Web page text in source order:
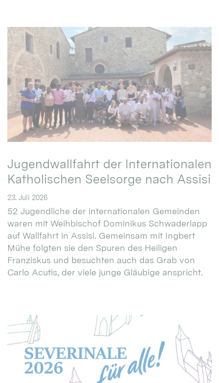
Jugendwallfahrt der Internationalen
Katholischen Seelsorge nach Assisi
23. Juli 2026
52 Jugendliche der internationalen Gemeinden
waren mit Weihbischof Dominikus Schwaderlapp
auf Wallfahrt in Assisi. Gemeinsam mit Ingbert
Mühe folgten sie den Spuren des Heiligen
Franziskus und besuchten auch das Grab von
Carlo Acutis, der viele junge Gläubige anspricht.